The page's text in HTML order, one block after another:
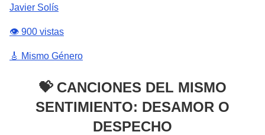
Javier Solís
👁️ 900 vistas
🎸 Mismo Género
💝 CANCIONES DEL MISMO
SENTIMIENTO: DESAMOR O
DESPECHO